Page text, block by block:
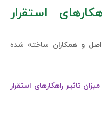
استقرار
اصل و همکاران ساخته شده
میزان تاثیر راهکارهای استقرار